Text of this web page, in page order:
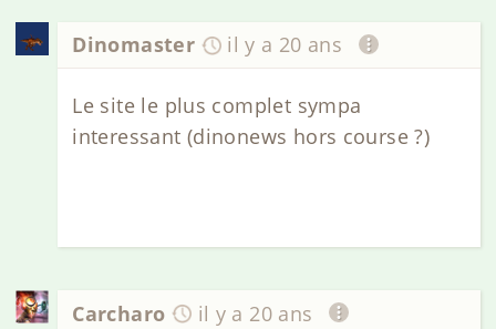
Dinomaster il y a 20 ans
Le site le plus complet sympa
interessant (dinonews hors course ?)
Carcharo il y a 20 ans